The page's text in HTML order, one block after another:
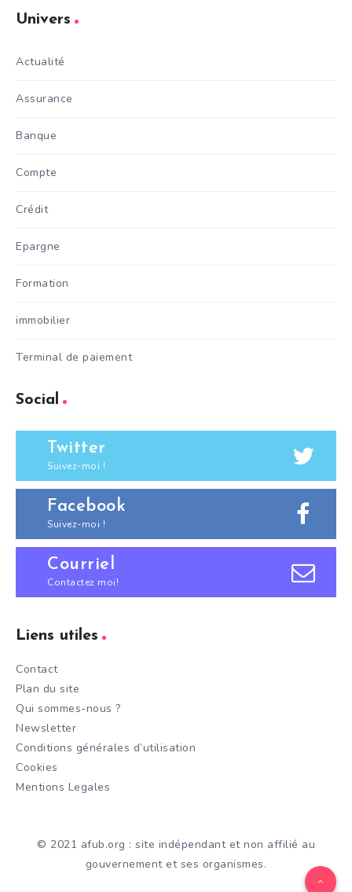
Univers
Actualité
Assurance
Banque
Compte
Crédit
Epargne
Formation
immobilier
Terminal de paiement
Social
Twitter
Suivez-moi !
Facebook
Suivez-moi !
Courriel
Contactez moi!
Liens utiles
Contact
Plan du site
Qui sommes-nous ?
Newsletter
Conditions générales d’utilisation
Cookies
Mentions Legales
© 2021 afub.org : site indépendant et non affilié au
gouvernement et ses organismes.